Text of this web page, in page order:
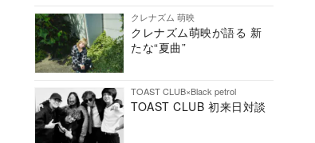
クレナズム 萌映
クレナズム萌映が語る 新
たな“夏曲”
TOAST CLUB×Black petrol
TOAST CLUB 初来日対談